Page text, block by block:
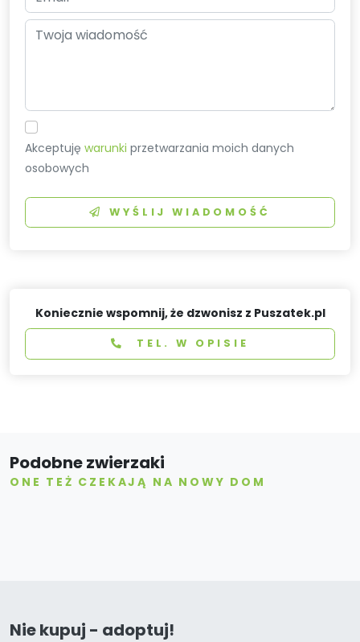
Akceptujęwarunki przetwarzania moich danych
osobowych
WYŚLIJ WIADOMOŚĆ
Koniecznie wspomnij, że dzwonisz z Puszatek.pl
TEL. W OPISIE
Podobne zwierzaki
ONE TEŻ CZEKAJĄ NA NOWY DOM
Nie kupuj - adoptuj!